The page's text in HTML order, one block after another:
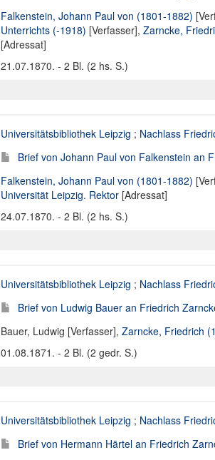
Falkenstein, Johann Paul von (1801-1882)
Unterrichts (-1918) [Verfasser], Zarncke,
[Adressat]
21.07.1870. - 2 Bl. (2 hs. S.)
Universitätsbibliothek Leipzig ; Nachlass
Brief von Johann Paul von Falkenstein an
Falkenstein, Johann Paul von (1801-1882)
Universität Leipzig. Rektor [Adressat]
24.07.1870. - 2 Bl. (2 hs. S.)
Universitätsbibliothek Leipzig ; Nachlass
Brief von Ludwig Bauer an Friedrich
Bauer, Ludwig [Verfasser], Zarncke, Friedrich
01.08.1871. - 2 Bl. (2 gedr. S.)
Universitätsbibliothek Leipzig ; Nachlass
Brief von Hermann Härtel an Friedrich